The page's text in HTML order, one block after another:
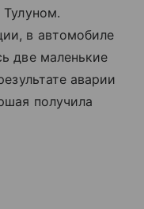
в автомобиле
две маленькие
аварии
получила